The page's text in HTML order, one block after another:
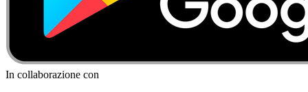
In collaborazione con